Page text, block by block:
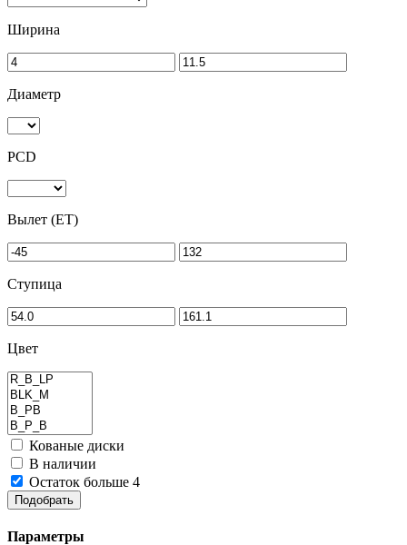
Ширина
Диаметр
PCD
Вылет (ET)
Ступица
Цвет
Кованые диски
В наличии
Остаток больше 4
Подобрать
Параметры